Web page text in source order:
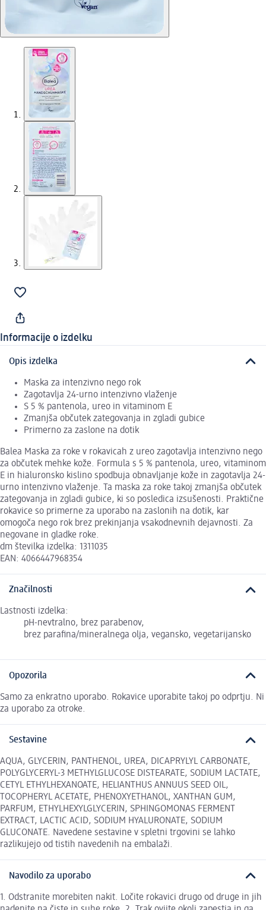
Informacije o izdelku
Opis izdelka
Maska za intenzivno nego rok
Zagotavlja 24-urno intenzivno vlaženje
S 5 % pantenola, ureo in vitaminom E
Zmanjša občutek zategovanja in zgladi gubice
Primerno za zaslone na dotik
Balea Maska za roke v rokavicah z ureo zagotavlja intenzivno nego
za občutek mehke kože. Formula s 5 % pantenola, ureo, vitaminom
E in hialuronsko kislino spodbuja obnavljanje kože in zagotavlja 24-
urno intenzivno vlaženje. Ta maska za roke takoj zmanjša občutek
zategovanja in zgladi gubice, ki so posledica izsušenosti. Praktične
rokavice so primerne za uporabo na zaslonih na dotik, kar
omogoča nego rok brez prekinjanja vsakodnevnih dejavnosti. Za
negovane in gladke roke.
dm številka izdelka: 1311035
EAN: 4066447968354
Značilnosti
Lastnosti izdelka:
pH-nevtralno, brez parabenov,
brez parafina/mineralnega olja, vegansko, vegetarijansko
Opozorila
Samo za enkratno uporabo. Rokavice uporabite takoj po odprtju. Ni
za uporabo za otroke.
Sestavine
AQUA, GLYCERIN, PANTHENOL, UREA, DICAPRYLYL CARBONATE,
POLYGLYCERYL-3 METHYLGLUCOSE DISTEARATE, SODIUM LACTATE,
CETYL ETHYLHEXANOATE, HELIANTHUS ANNUUS SEED OIL,
TOCOPHERYL ACETATE, PHENOXYETHANOL, XANTHAN GUM,
PARFUM, ETHYLHEXYLGLYCERIN, SPHINGOMONAS FERMENT
EXTRACT, LACTIC ACID, SODIUM HYALURONATE, SODIUM
GLUCONATE. Navedene sestavine v spletni trgovini se lahko
razlikujejo od tistih navedenih na embalaži.
Navodilo za uporabo
1. Odstranite morebiten nakit. Ločite rokavici drugo od druge in jih